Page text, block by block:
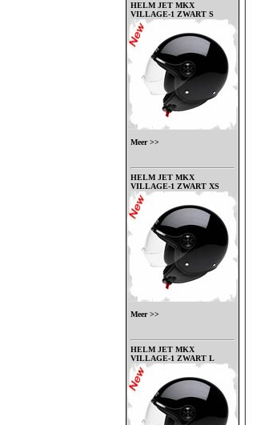
HELM JET MKX
VILLAGE-1 ZWART S
Meer >>
HELM JET MKX
VILLAGE-1 ZWART XS
Meer >>
HELM JET MKX
VILLAGE-1 ZWART L